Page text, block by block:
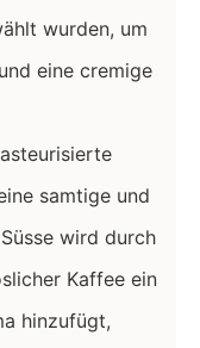
wurden, um
eine cremige
samtige und
wird durch
Kaffee ein
hinzufügt,